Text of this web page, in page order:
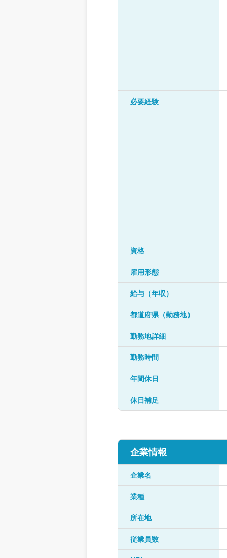
必要経験
資格
雇用形態
給与（年収）
都道府県（勤務地）
勤務地詳細
勤務時間
年間休日
休日補足
企業情報
企業名
業種
所在地
従業員数